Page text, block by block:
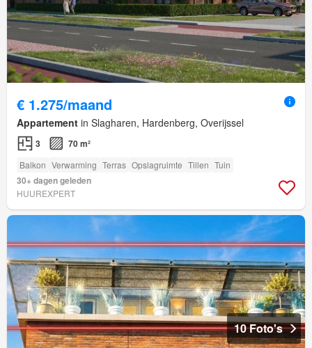
€ 1.275/maand
Appartement in Slagharen, Hardenberg, Overijssel
3 70 m²
Balkon Verwarming Terras Opslagruimte Tillen Tuin
30+ dagen geleden
HUUREXPERT
10 Foto's